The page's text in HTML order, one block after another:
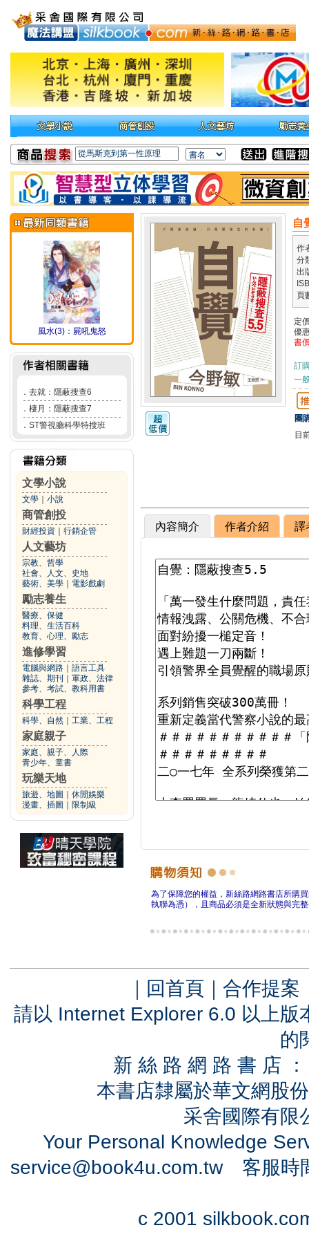
風水(3)：屍吼鬼怒
． 去就：隱蔽搜查6
． 棲月：隱蔽搜查7
． ST警視廳科學特搜班
文學小說
文學 小說
商管創投
財經投資 行銷企管
人文藝坊
宗教、哲學
社會、人文、史地
藝術、美學
電影戲劇
勵志養生
醫療、保健
料理、生活百科
教育、心理、勵志
進修學習
電腦與網路
語言工具
雜誌、期刊
軍政、法律
參考、考試、教科用書
科學工程
科學、自然 工業、工程
家庭親子
家庭、親子、人際
青少年、童書
玩樂天地
旅遊、地圖
休閒娛樂
漫畫、插圖
限制級
自
作
分
出
頁
定
優
書
訂
一
團
目
內容簡介 作者介紹 譯
為了保障您的權益，新絲路網路書店所購
執聯為憑），且商品必須是全新狀態與完
｜ 回首頁 ｜ 合作提案
請以 Internet Explorer 6.0 以上
的
新 絲 路 網 路 書 店
本書店隸屬於華文網股
采舍國際有
Your Personal Knowledge
service@book4u.com.tw客服時
c 2001